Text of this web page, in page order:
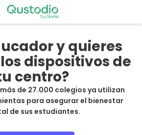
y quieres
dispositivos de
centro?
de 27.000 colegios ya utilizan
para asegurar el bienestar
de sus estudiantes.